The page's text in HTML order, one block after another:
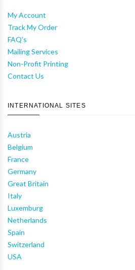
My Account
Track My Order
FAQ's
Mailing Services
Non-Profit Printing
Contact Us
INTERNATIONAL SITES
Austria
Belgium
France
Germany
Great Britain
Italy
Luxemburg
Netherlands
Spain
Switzerland
USA